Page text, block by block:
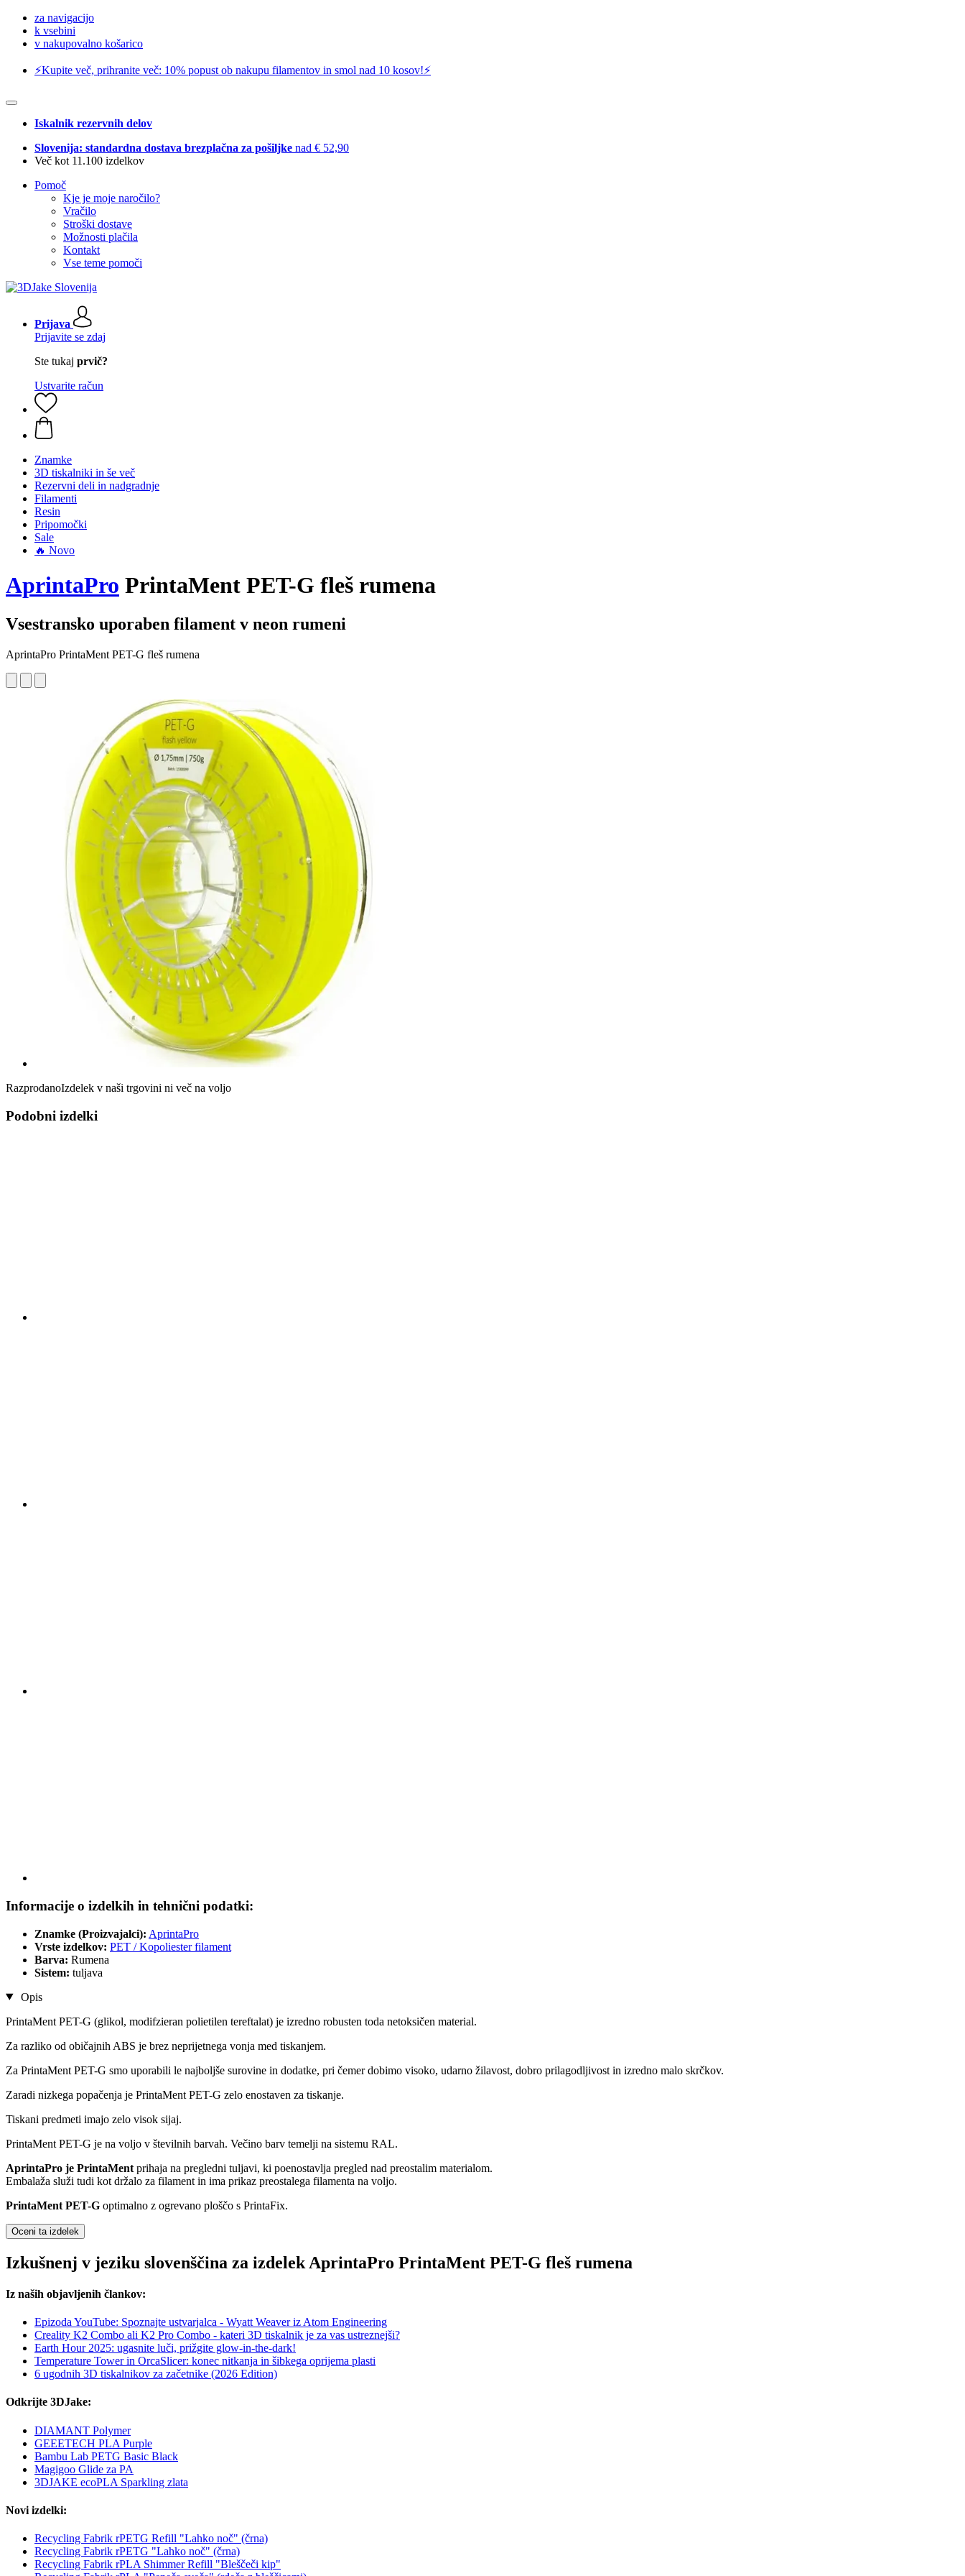
za navigacijo
k vsebini
v nakupovalno košarico
⚡️Kupite več, prihranite več: 10% popust ob nakupu filamentov in smol nad 10 kosov!⚡️
Iskalnik rezervnih delov
Slovenija: standardna dostava brezplačna za pošiljke nad € 52,90
Več kot 11.100 izdelkov
Pomoč
Kje je moje naročilo?
Vračilo
Stroški dostave
Možnosti plačila
Kontakt
Vse teme pomoči
Prijava
Prijavite se zdaj
Ste tukaj prvič?
Ustvarite račun
Znamke
3D tiskalniki in še več
Rezervni deli in nadgradnje
Filamenti
Resin
Pripomočki
Sale
🔥 Novo
AprintaPro PrintaMent PET-G fleš rumena
Vsestransko uporaben filament v neon rumeni
AprintaPro PrintaMent PET-G fleš rumena
RazprodanoIzdelek v naši trgovini ni več na voljo
Podobni izdelki
Informacije o izdelkih in tehnični podatki:
Znamke (Proizvajalci): AprintaPro
Vrste izdelkov: PET / Kopoliester filament
Barva: Rumena
Sistem: tuljava
Opis
PrintaMent PET-G (glikol, modifzieran polietilen tereftalat) je izredno robusten toda netoksičen material.
Za razliko od običajnih ABS je brez neprijetnega vonja med tiskanjem.
Za PrintaMent PET-G smo uporabili le najboljše surovine in dodatke, pri čemer dobimo visoko, udarno žilavost, dobro prilagodljivost in izredno malo skrčkov.
Zaradi nizkega popačenja je PrintaMent PET-G zelo enostaven za tiskanje.
Tiskani predmeti imajo zelo visok sijaj.
PrintaMent PET-G je na voljo v številnih barvah. Večino barv temelji na sistemu RAL.
AprintaPro je PrintaMent prihaja na pregledni tuljavi, ki poenostavlja pregled nad preostalim materialom.
Embalaža služi tudi kot držalo za filament in ima prikaz preostalega filamenta na voljo.
PrintaMent PET-G optimalno z ogrevano ploščo s PrintaFix.
Oceni ta izdelek
Izkušnenj v jeziku slovenščina za izdelek AprintaPro PrintaMent PET-G fleš rumena
Iz naših objavljenih člankov:
Epizoda YouTube: Spoznajte ustvarjalca - Wyatt Weaver iz Atom Engineering
Creality K2 Combo ali K2 Pro Combo - kateri 3D tiskalnik je za vas ustreznejši?
Earth Hour 2025: ugasnite luči, prižgite glow-in-the-dark!
Temperature Tower in OrcaSlicer: konec nitkanja in šibkega oprijema plasti
6 ugodnih 3D tiskalnikov za začetnike (2026 Edition)
Odkrijte 3DJake:
DIAMANT Polymer
GEEETECH PLA Purple
Bambu Lab PETG Basic Black
Magigoo Glide za PA
3DJAKE ecoPLA Sparkling zlata
Novi izdelki:
Recycling Fabrik rPETG Refill "Lahko noč" (črna)
Recycling Fabrik rPETG "Lahko noč" (črna)
Recycling Fabrik rPLA Shimmer Refill "Bleščeči kip"